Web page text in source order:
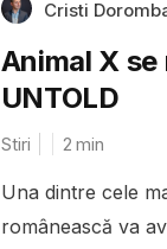
Cristi
Animal X
UNTOLD
Stiri 2 min
Una dintre cele
românească va